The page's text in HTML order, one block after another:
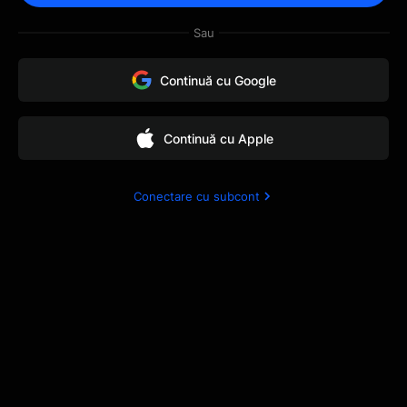
email pentru a te ajuta să
rezolvi problema.
Sau
Continuă cu Google
Continuă cu Apple
Conectare cu subcont